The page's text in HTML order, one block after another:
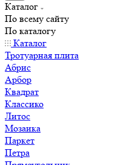
Каталог
По всему сайту
По каталогу
Каталог
Тротуарная плита
Абрис
Арбор
Квадрат
Классико
Литос
Мозаика
Паркет
Петра